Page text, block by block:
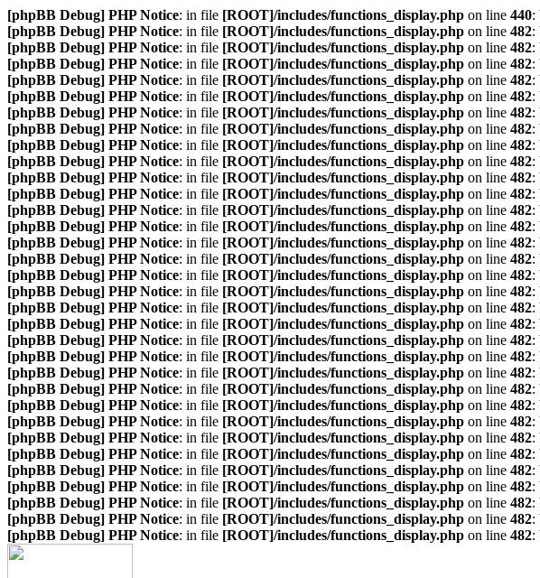
[phpBB Debug] PHP Notice: in file [ROOT]/includes/functions_display.php on line 440:
[phpBB Debug] PHP Notice: in file [ROOT]/includes/functions_display.php on line 482:
[phpBB Debug] PHP Notice: in file [ROOT]/includes/functions_display.php on line 482:
[phpBB Debug] PHP Notice: in file [ROOT]/includes/functions_display.php on line 482:
[phpBB Debug] PHP Notice: in file [ROOT]/includes/functions_display.php on line 482:
[phpBB Debug] PHP Notice: in file [ROOT]/includes/functions_display.php on line 482:
[phpBB Debug] PHP Notice: in file [ROOT]/includes/functions_display.php on line 482:
[phpBB Debug] PHP Notice: in file [ROOT]/includes/functions_display.php on line 482:
[phpBB Debug] PHP Notice: in file [ROOT]/includes/functions_display.php on line 482:
[phpBB Debug] PHP Notice: in file [ROOT]/includes/functions_display.php on line 482:
[phpBB Debug] PHP Notice: in file [ROOT]/includes/functions_display.php on line 482:
[phpBB Debug] PHP Notice: in file [ROOT]/includes/functions_display.php on line 482:
[phpBB Debug] PHP Notice: in file [ROOT]/includes/functions_display.php on line 482:
[phpBB Debug] PHP Notice: in file [ROOT]/includes/functions_display.php on line 482:
[phpBB Debug] PHP Notice: in file [ROOT]/includes/functions_display.php on line 482:
[phpBB Debug] PHP Notice: in file [ROOT]/includes/functions_display.php on line 482:
[phpBB Debug] PHP Notice: in file [ROOT]/includes/functions_display.php on line 482:
[phpBB Debug] PHP Notice: in file [ROOT]/includes/functions_display.php on line 482:
[phpBB Debug] PHP Notice: in file [ROOT]/includes/functions_display.php on line 482:
[phpBB Debug] PHP Notice: in file [ROOT]/includes/functions_display.php on line 482:
[phpBB Debug] PHP Notice: in file [ROOT]/includes/functions_display.php on line 482:
[phpBB Debug] PHP Notice: in file [ROOT]/includes/functions_display.php on line 482:
[phpBB Debug] PHP Notice: in file [ROOT]/includes/functions_display.php on line 482:
[phpBB Debug] PHP Notice: in file [ROOT]/includes/functions_display.php on line 482:
[phpBB Debug] PHP Notice: in file [ROOT]/includes/functions_display.php on line 482:
[phpBB Debug] PHP Notice: in file [ROOT]/includes/functions_display.php on line 482:
[phpBB Debug] PHP Notice: in file [ROOT]/includes/functions_display.php on line 482:
[phpBB Debug] PHP Notice: in file [ROOT]/includes/functions_display.php on line 482:
[phpBB Debug] PHP Notice: in file [ROOT]/includes/functions_display.php on line 482:
[phpBB Debug] PHP Notice: in file [ROOT]/includes/functions_display.php on line 482:
[phpBB Debug] PHP Notice: in file [ROOT]/includes/functions_display.php on line 482:
[phpBB Debug] PHP Notice: in file [ROOT]/includes/functions_display.php on line 482:
[phpBB Debug] PHP Notice: in file [ROOT]/includes/functions_display.php on line 482: